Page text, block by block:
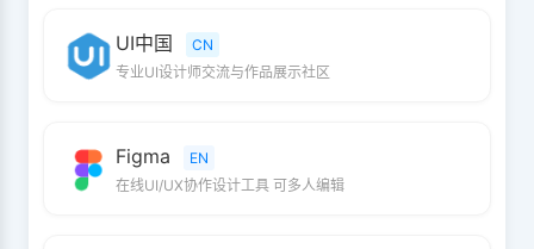
UI中国
CN
专业UI设计师交流与作品展示社区
Figma
EN
在线UI/UX协作设计工具 可多人编辑